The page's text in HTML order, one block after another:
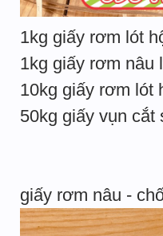
1kg giấy rơm lót
1kg giấy rơm nâu
10kg giấy rơm lót
50kg giấy vụn cắt
giấy rơm nâu -